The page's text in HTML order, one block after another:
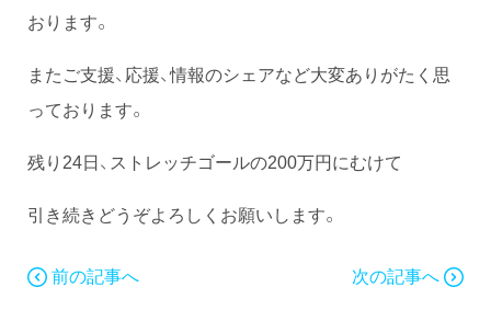
おります。
またご支援、応援、情報のシェアなど大変ありがたく思
っております。
残り24日、ストレッチゴールの200万円にむけて
引き続きどうぞよろしくお願いします。
前の記事へ 次の記事へ